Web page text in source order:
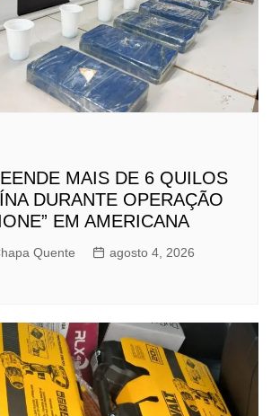
MAIS DE 6 QUILOS
DURANTE OPERAÇÃO
EM AMERICANA
Quente
agosto 4, 2026